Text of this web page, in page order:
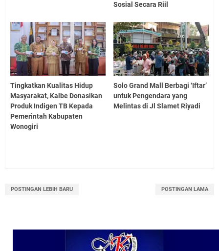
Sosial Secara Riil
Tingkatkan Kualitas Hidup
Masyarakat, Kalbe Donasikan
Produk Indigen TB Kepada
Pemerintah Kabupaten
Wonogiri
Solo Grand Mall Berbagi ‘Iftar’
untuk Pengendara yang
Melintas di Jl Slamet Riyadi
POSTINGAN LEBIH BARU POSTINGAN LAMA